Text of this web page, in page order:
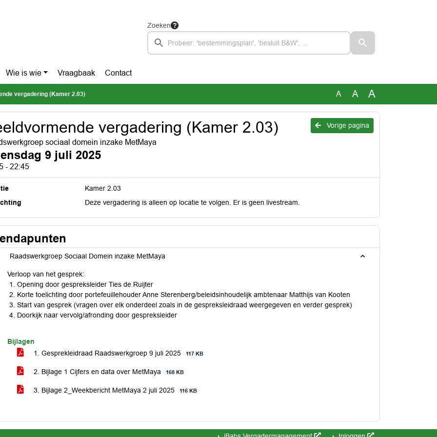
Zoeken
Wie is wie Vraagbaak Contact
vergadering (Kamer 2.03) A A A
Vorige pagina
vergadering (Kamer 2.03)
sociaal domein inzake MetMaya
9 juli 2025
- 22:45
Kamer 2.03
Deze vergadering is alleen op locatie te volgen. Er is geen livestream.
Raadswerkgroep Sociaal Domein inzake MetMaya
Verloop van het gesprek:
Opening door gespreksleider Ties de Ruijter
Korte toelichting door portefeuillehouder Anne Sterenberg/beleidsinhoudelijk ambtenaar Matthijs van Kooten
Start van gesprek (vragen over elk onderdeel zoals in de gespreksleidraad weergegeven en verder gesprek)
Doorkijk naar vervolg/afronding door gespreksleider
Bijlagen
1. Gesprekleidraad Raadswerkgroep 9 juli 2025
117 KB
2. Bijlage 1 Cijfers en data over MetMaya 168 KB
3. Bijlage 2_Weekbericht MetMaya 2 juli 2025 116 KB